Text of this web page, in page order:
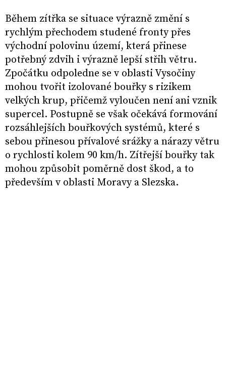
Během zítřka se situace výrazně změní s
rychlým přechodem studené fronty přes
východní polovinu území, která přinese
potřebný zdvih i výrazně lepší střih větru.
Zpočátku odpoledne se v oblasti Vysočiny
mohou tvořit izolované bouřky s rizikem
velkých krup, přičemž vyloučen není ani vznik
supercel. Postupně se však očekává formování
rozsáhlejších bouřkových systémů, které s
sebou přinesou přívalové srážky a nárazy větru
o rychlosti kolem 90 km/h. Zítřejší bouřky tak
mohou způsobit poměrně dost škod, a to
především v oblasti Moravy a Slezska.